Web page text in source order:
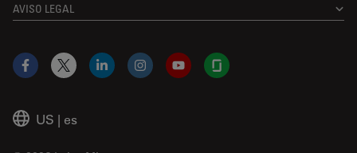
AVISO LEGAL
US | es
Facebook
X LinkedInInstagramYouTubeGlassdoor